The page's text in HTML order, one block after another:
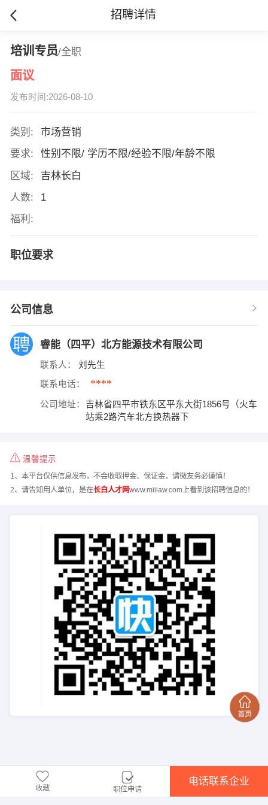
招聘详情
培训专员/全职
面议
发布时间:2026-08-10
类别:
市场营销
要求:
性别不限/ 学历不限/经验不限/年龄不限
区域:
吉林长白
人数:
1
福利:
职位要求
公司信息
睿能（四平）北方能源技术有限公司
联系人： 刘先生
联系电话： ****
公司地址：
吉林省四平市铁东区平东大街1856号（火车
站乘2路汽车北方换热器下
温馨提示
1、本平台仅供信息发布，不会收取押金、保证金，请微友务必谨慎！
2、请告知用人单位，是在长白人才网www.miiiaw.com上看到该招聘信息的！
收藏 职位申请
电话联系企业